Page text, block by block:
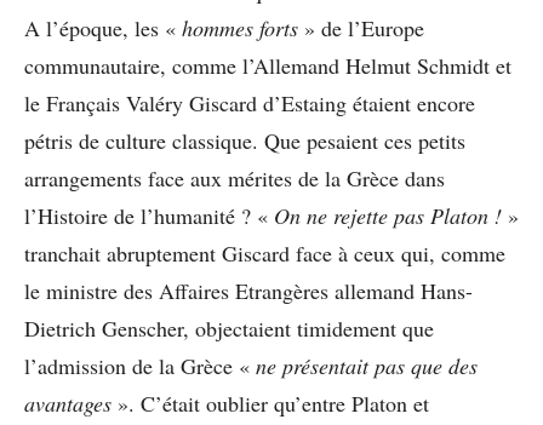
A l’époque, les « hommes forts » de l’Europe
communautaire, comme l’Allemand Helmut Schmidt et
le Français Valéry Giscard d’Estaing étaient encore
pétris de culture classique. Que pesaient ces petits
arrangements face aux mérites de la Grèce dans
l’Histoire de l’humanité ? « On ne rejette pas Platon ! »
tranchait abruptement Giscard face à ceux qui, comme
le ministre des Affaires Etrangères allemand Hans-
Dietrich Genscher, objectaient timidement que
l’admission de la Grèce « ne présentait pas que des
avantages ». C’était oublier qu’entre Platon et